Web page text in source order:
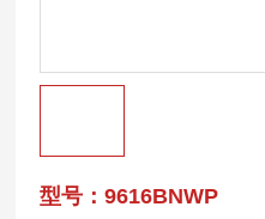
型号：9616BNWP